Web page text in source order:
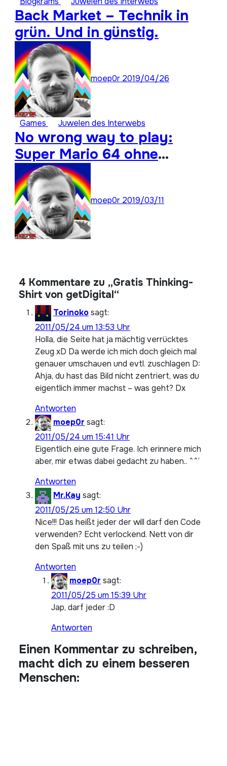
Back Market – Technik in
grün. Und in günstig.
moep0r 2019/04/26
Games Juwelen des Interwebs
No wrong way to play:
Super Mario 64 ohne
Analogstick durchspielen
moep0r 2019/03/11
4 Kommentare zu „Gratis Thinking-
Shirt von getDigital“
Torinokosagt:
2011/05/24 um 13:53 Uhr
Holla, die Seite hat ja mächtig verrücktes
Zeug xD Da werde ich mich doch gleich mal
genauer umschauen und evtl. zuschlagen D:
Ahja, du hast das Bild nicht zentriert, was du
eigentlich immer machst – was geht? Dx
Antworten
moep0r sagt:
2011/05/24 um 15:41 Uhr
Eigentlich eine gute Frage. Ich erinnere mich
aber, mir etwas dabei gedacht zu haben.. ^^‘
Antworten
Mr.Kay sagt:
2011/05/25 um 12:50 Uhr
Nice!!! Das heißt jeder der will darf den Code
verwenden? Echt verlockend. Nett von dir
den Spaß mit uns zu teilen ;-)
Antworten
moep0r sagt:
2011/05/25 um 15:39 Uhr
Jap, darf jeder :D
Antworten
Einen Kommentar zu schreiben,
macht dich zu einem besseren
Menschen: